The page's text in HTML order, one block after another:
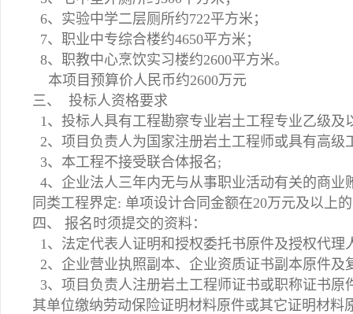
6、实验中学二层厕所约722平方米；
7、职业中专综合楼约4650平方米；
8、职教中心烹饮实习楼约2600平方米。
本项目预算价人民币约2600万元
三、 投标人资格要求
1、投标人具有工程勘察专业岩土工程专业乙级及
2、项目负责人为国家注册岩土工程师或具有高级
3、本工程不接受联合体报名;
4、企业法人三年内无与从事职业活动有关的商
同类工程界定: 单项设计合同金额在20万元及以上
四、 报名时须提交的资料：
1、法定代表人证明和授权委托书原件及授权代理
2、企业营业执照副本、企业资质证书副本原件及
3、项目负责人注册岩土工程师证书或职称证书
其单位缴纳劳动保险证明材料原件或其它证明材料